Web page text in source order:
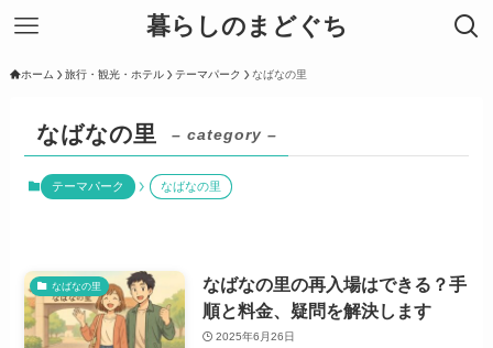
暮らしのまどぐち
ホーム 旅行・観光・ホテル テーマパーク なばなの里
なばなの里 – category –
テーマパーク なばなの里
なばなの里
なばなの里の再入場はできる？手
順と料金、疑問を解決します
2025年6月26日